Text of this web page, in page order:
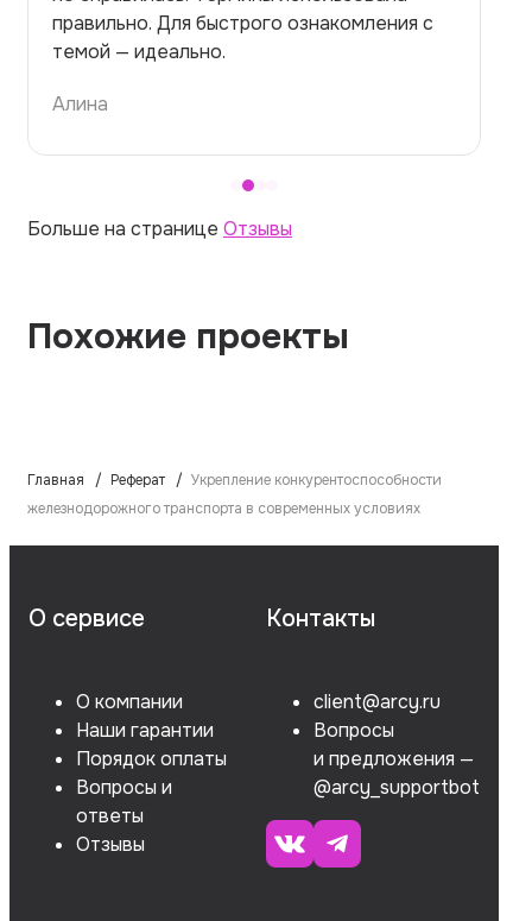
правильно. Для быстрого ознакомления с
темой — идеально.
Алина
Больше на странице Отзывы
Похожие проекты
Главная Реферат
Укрепление конкурентоспособности
железнодорожного транспорта в современных условиях
О сервисе
О компании
Наши гарантии
Порядок оплаты
Вопросы и
ответы
Отзывы
Контакты
client@arcy.ru
Вопросы
и предложения —
@arcy_supportbot